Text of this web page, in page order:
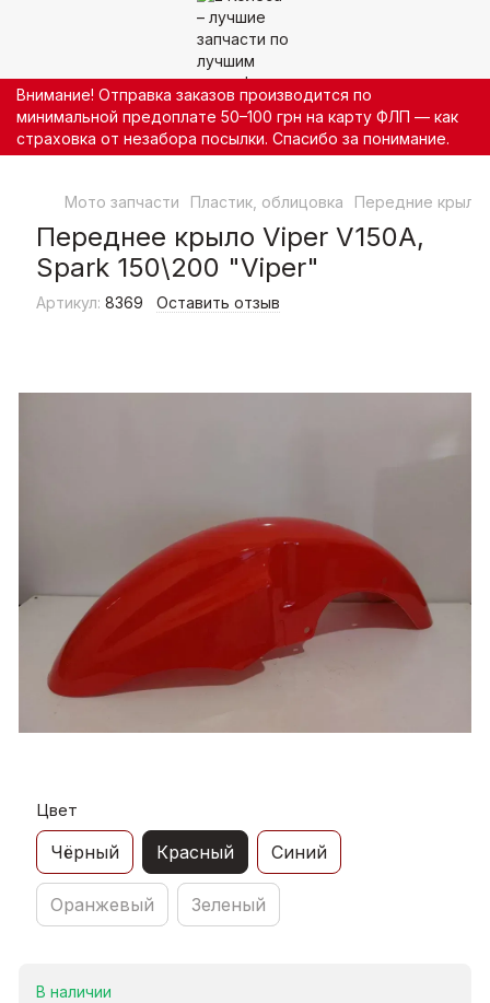
Внимание! Отправка заказов производится по
минимальной предоплате 50–100 грн на карту ФЛП — как
страховка от незабора посылки. Спасибо за понимание.
Мото запчасти Пластик, облицовка Передние крыла
Переднее крыло Viper V150A,
Spark 150\200 "Viper"
Артикул: 8369 Оставить отзыв
Цвет
Чёрный Красный Синий
Оранжевый Зеленый
В наличии